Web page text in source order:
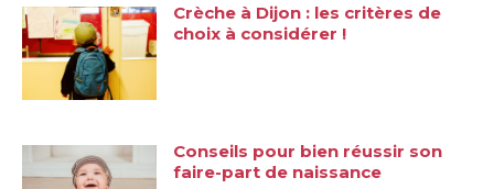
Crèche à Dijon : les critères de
choix à considérer !
Conseils pour bien réussir son
faire-part de naissance